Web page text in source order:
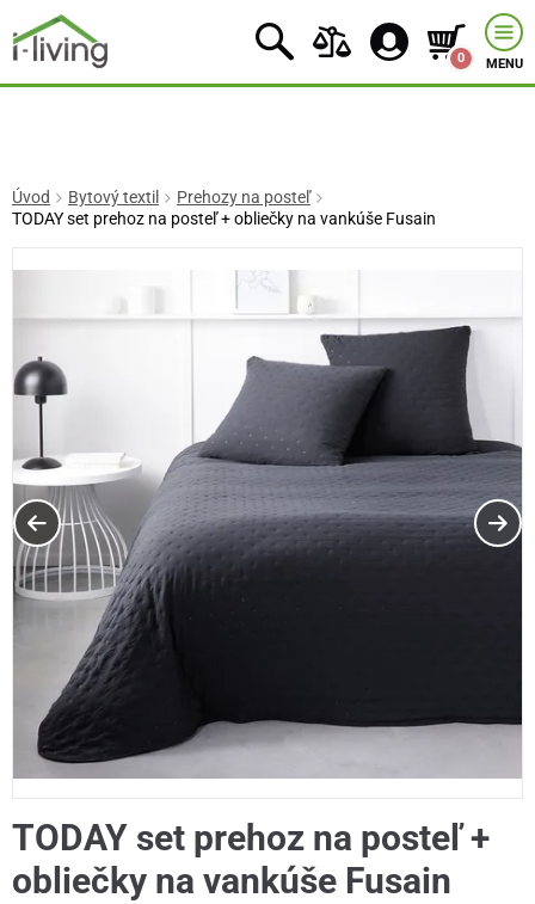
0 MENU
Úvod Bytový textil
Prehozy na posteľ
TODAY set prehoz na posteľ + obliečky na vankúše Fusain
TODAY set prehoz na posteľ +
obliečky na vankúše Fusain